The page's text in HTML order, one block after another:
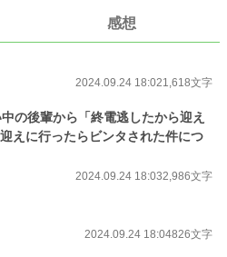
感想
2024.09.24 18:021,618文字
の後輩から「終電逃したから迎え
えに行ったらビンタされた件につ
2024.09.24 18:032,986文字
2024.09.24 18:04826文字